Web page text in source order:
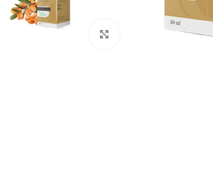
Kliknite za povećanje